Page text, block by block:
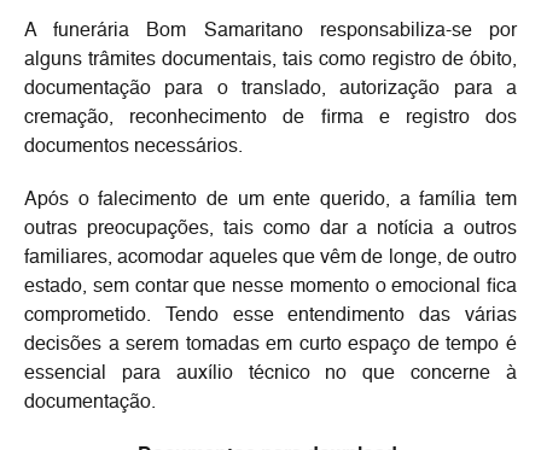
A funerária Bom Samaritano responsabiliza-se por
alguns trâmites documentais, tais como registro de óbito,
documentação para o translado, autorização para a
cremação, reconhecimento de firma e registro dos
documentos necessários.
Após o falecimento de um ente querido, a família tem
outras preocupações, tais como dar a notícia a outros
familiares, acomodar aqueles que vêm de longe, de outro
estado, sem contar que nesse momento o emocional fica
comprometido. Tendo esse entendimento das várias
decisões a serem tomadas em curto espaço de tempo é
essencial para auxílio técnico no que concerne à
documentação.